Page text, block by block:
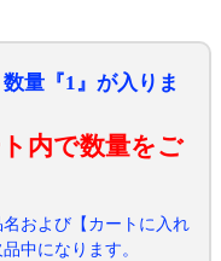
量『1』が入りま
内で数量をご
名および【カートに入れ
中になります。